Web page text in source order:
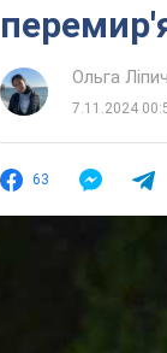
Ольга Ліпич
7.11.2024
63